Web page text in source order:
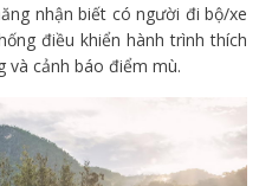
nhận biết có người đi bộ/xe
điều khiển hành trình thích
và cảnh báo điểm mù.